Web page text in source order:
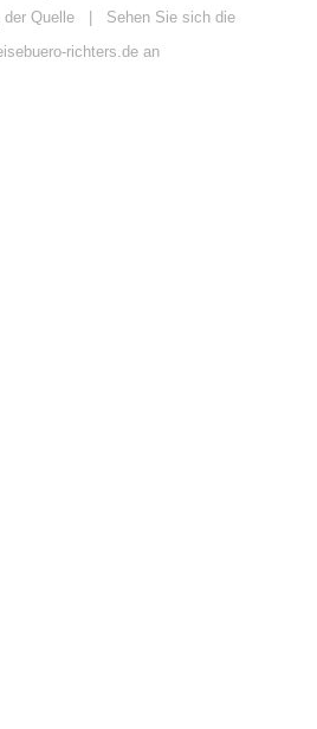
Quelle | Sehen Sie sich die
richters.de an